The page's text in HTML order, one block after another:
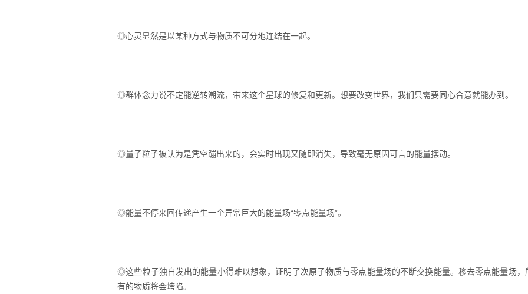
◎心灵显然是以某种方式与物质不可分地连结在一起。
◎群体念力说不定能逆转潮流，带来这个星球的修复和更新。想要改变世界，我们只需要同心合意就能办到。
◎量子粒子被认为是凭空蹦出来的，会实时出现又随即消失，导致毫无原因可言的能量摆动。
◎能量不停来回传递产生一个异常巨大的能量场“零点能量场”。
◎这些粒子独自发出的能量小得难以想象，证明了次原子物质与零点能量场的不断交换能量。移去零点能量场，
有的物质将会垮陷。